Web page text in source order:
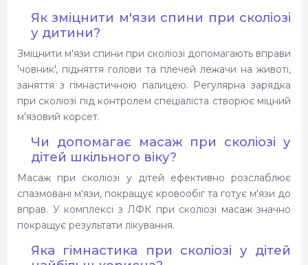
Як зміцнити м'язи спини при сколіозі
у дитини?
Зміцнити м'язи спини при сколіозі допомагають вправи
'човник', підняття голови та плечей лежачи на животі,
заняття з гімнастичною палицею. Регулярна зарядка
при сколіозі під контролем спеціаліста створює міцний
м'язовий корсет.
Чи допомагає масаж при сколіозі у
дітей шкільного віку?
Масаж при сколіозі у дітей ефективно розслаблює
спазмовані м'язи, покращує кровообіг та готує м'язи до
вправ. У комплексі з ЛФК при сколіозі масаж значно
покращує результати лікування.
Яка гімнастика при сколіозі у дітей